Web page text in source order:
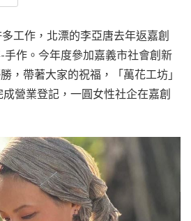
工作，北漂的李亞唐去年返嘉創
手作。今年度參加嘉義市社會創新
，帶著大家的祝福，「萬花工坊」
營業登記，一圓女性社企在嘉創